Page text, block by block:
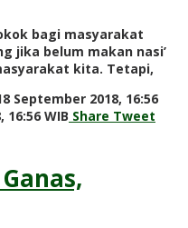
bagi masyarakat
jika belum makan nasi’
kita. Tetapi,
September 2018, 16:56
WIB by
Share Tweet